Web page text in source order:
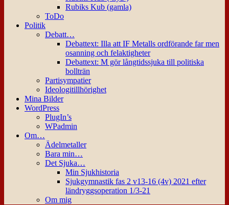
Rubiks Kub (gamla)
ToDo
Politik
Debatt…
Debattext: Illa att IF Metalls ordförande far men
osanning och felaktigheter
Debattext: M gör långtidssjuka till politiska
bollträn
Partisympatier
Ideologitillhörighet
Mina Bilder
WordPress
PlugIn’s
WPadmin
Om…
Ädelmetaller
Bara min…
Det Sjuka…
Min Sjukhistoria
Sjukgymnastik fas 2 v13-16 (4v) 2021 efter
ländryggsoperation 1/3-21
Om mig